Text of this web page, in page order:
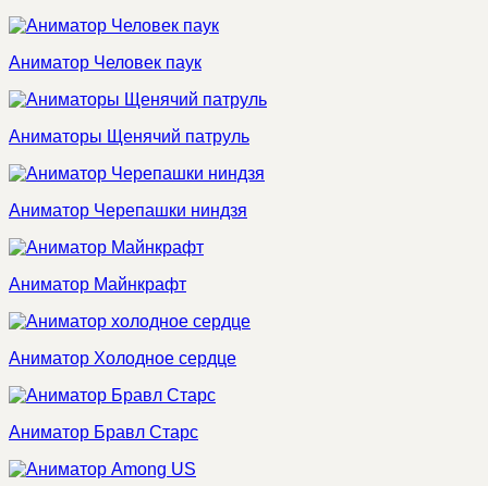
Аниматор Человек паук
Аниматоры Щенячий патруль
Аниматор Черепашки ниндзя
Аниматор Майнкрафт
Аниматор Холодное сердце
Аниматор Бравл Старс